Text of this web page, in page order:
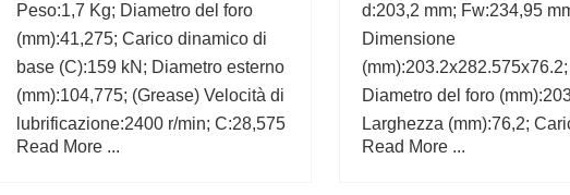
Peso:1,7 Kg; Diametro del foro
(mm):41,275; Carico dinamico di
base (C):159 kN; Diametro esterno
(mm):104,775; (Grease) Velocità di
lubrificazione:2400 r/min; C:28,575
mm; a:7,4 mm; Marchio:CX;
Read More ...
d:203,2 mm; Fw:234,95
Dimensione
(mm):203.2x282.575x76.2;
Diametro del foro
Larghezza (mm):76,2;
statico di base (C0):1470
Read More ...